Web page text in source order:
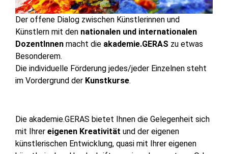
Der offene Dialog zwischen Künstlerinnen und
Künstlern mit den nationalen und internationalen
DozentInnen macht die akademie.GERAS zu etwas
Besonderem.
Die individuelle Förderung jedes/jeder Einzelnen steht
im Vordergrund der Kunstkurse.
Die akademie.GERAS bietet Ihnen die Gelegenheit sich
mit Ihrer eigenen Kreativität und der eigenen
künstlerischen Entwicklung, quasi mit Ihrer eigenen